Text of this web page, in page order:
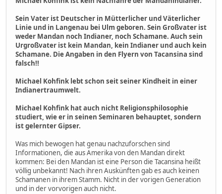
Sein Vater ist Deutscher in Mütterlicher und Väterlicher
Linie und in Langenau bei Ulm geboren. Sein Großvater ist
weder Mandan noch Indianer, noch Schamane. Auch sein
Urgroßvater ist kein Mandan, kein Indianer und auch kein
Schamane. Die Angaben in den Flyern von Tacansina sind
falsch!!
Michael Kohfink lebt schon seit seiner Kindheit in einer
Indianertraumwelt.
Michael Kohfink hat auch nicht Religionsphilosophie
studiert, wie er in seinen Seminaren behauptet, sondern
ist gelernter Gipser.
Was mich bewogen hat genau nachzuforschen sind
Informationen, die aus Amerika von den Mandan direkt
kommen: Bei den Mandan ist eine Person die Tacansina heißt
völlig unbekannt! Nach ihren Auskünften gab es auch keinen
Schamanen in ihrem Stamm. Nicht in der vorigen Generation
und in der vorvorigen auch nicht.